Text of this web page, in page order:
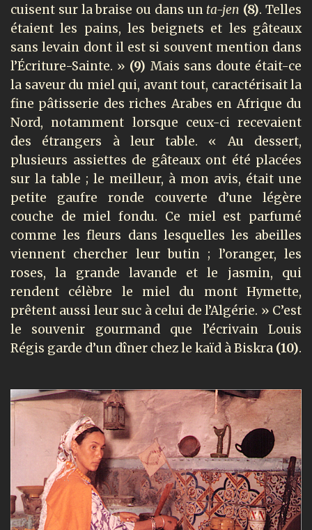
cuisent sur la braise ou dans un ta-jen (8). Telles
étaient les pains, les beignets et les gâteaux
sans levain dont il est si souvent mention dans
l’Écriture-Sainte. » (9) Mais sans doute était-ce
la saveur du miel qui, avant tout, caractérisait la
fine pâtisserie des riches Arabes en Afrique du
Nord, notamment lorsque ceux-ci recevaient
des étrangers à leur table. « Au dessert,
plusieurs assiettes de gâteaux ont été placées
sur la table ; le meilleur, à mon avis, était une
petite gaufre ronde couverte d’une légère
couche de miel fondu. Ce miel est parfumé
comme les fleurs dans lesquelles les abeilles
viennent chercher leur butin ; l’oranger, les
roses, la grande lavande et le jasmin, qui
rendent célèbre le miel du mont Hymette,
prêtent aussi leur suc à celui de l’Algérie. » C’est
le souvenir gourmand que l’écrivain Louis
Régis garde d’un dîner chez le kaïd à Biskra (10).